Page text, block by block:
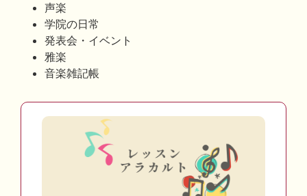
声楽
学院の日常
発表会・イベント
雅楽
音楽雑記帳